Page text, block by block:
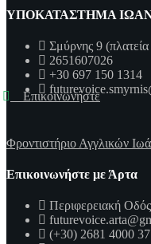
ΥΠΟΚΑΤΑΣΤΗΜΑ
Σμύρνης 9
2651607026
+30 697 150 1314
Επικοινωνήστε
Φροντιστήριο Αγγλικών
Επικοινωνήστε με Άρτα
Περιφερειακή
(+30) 2681 4000 37